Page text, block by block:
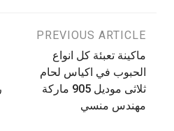
تصفّح
المقالات
PREVIOUS ARTICLE
ماكينة تعبئة كل انواع
الحبوب في اكياس لحام
ثلاثى موديل 905 ماركة
مهندس منسي